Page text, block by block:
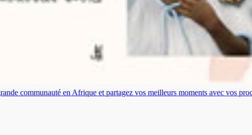
communauté en Afrique et partagez vos meilleurs moments avec vos